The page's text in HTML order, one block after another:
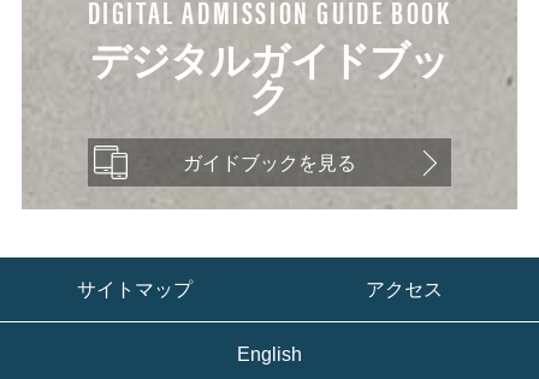
DIGITAL ADMISSION GUIDE BOOK
デジタルガイドブッ
ク
ガイドブックを見る
サイトマップ アクセス
English